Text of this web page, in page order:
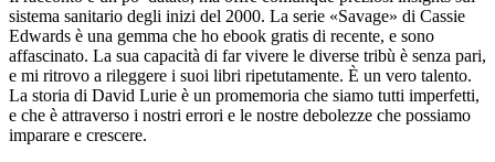
sistema sanitario degli inizi del 2000. La serie «Savage» di Cassie
Edwards è una gemma che ho ebook gratis di recente, e sono
affascinato. La sua capacità di far vivere le diverse tribù è senza pari,
e mi ritrovo a rileggere i suoi libri ripetutamente. È un vero talento.
La storia di David Lurie è un promemoria che siamo tutti imperfetti,
e che è attraverso i nostri errori e le nostre debolezze che possiamo
imparare e crescere.